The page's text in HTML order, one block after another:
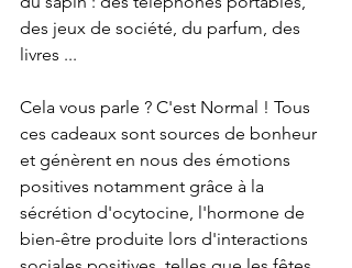
des jeux de société, du parfum, des
livres ...
Cela vous parle ? C'est Normal ! Tous
ces cadeaux sont sources de bonheur
et génèrent en nous des émotions
positives notamment grâce à la
sécrétion d'ocytocine, l'hormone de
bien-être produite lors d'interactions